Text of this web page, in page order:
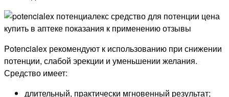
Potencialex рекомендуют к использованию при снижении
потенции, слабой эрекции и уменьшении желания.
Средство имеет:
длительный, практически мгновенный результат;